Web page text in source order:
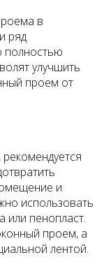
в
ряд
полностью
улучшить
проем от
и
использовать
или пенопласт.
проем, а
лентой.